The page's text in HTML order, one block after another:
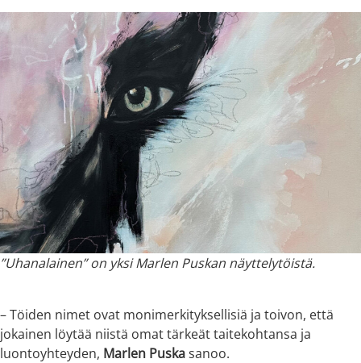
”Uhanalainen” on yksi Marlen Puskan näyttelytöistä.
– Töiden nimet ovat monimerkityksellisiä ja toivon, että
jokainen löytää niistä omat tärkeät taitekohtansa ja
luontoyhteyden, Marlen Puskasanoo.